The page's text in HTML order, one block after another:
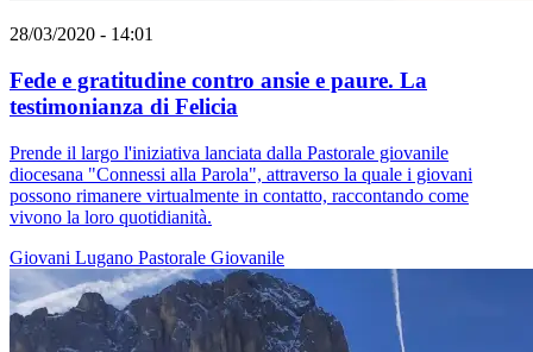
28/03/2020 - 14:01
Fede e gratitudine contro ansie e paure. La
testimonianza di Felicia
Prende il largo l'iniziativa lanciata dalla Pastorale giovanile
diocesana "Connessi alla Parola", attraverso la quale i giovani
possono rimanere virtualmente in contatto, raccontando come
vivono la loro quotidianità.
Giovani Lugano Pastorale Giovanile